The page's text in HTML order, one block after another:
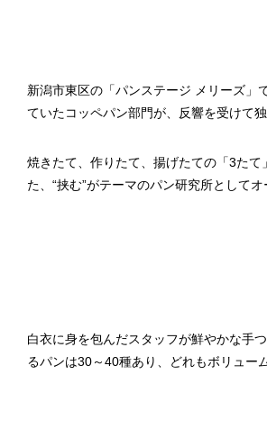
新潟市東区の「パンステージ メリーズ」
ていたコッペパン部門が、反響を受けて独
焼きたて、作りたて、揚げたての「3たて
た、“挟む”がテーマのパン研究所としてオ
白衣に身を包んだスタッフが鮮やかな手
るパンは30～40種あり、どれもボリュー